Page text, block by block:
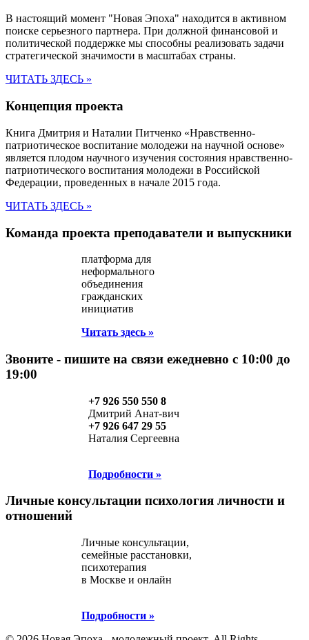
В настоящий момент "Новая Эпоха" находится в активном
поиске серьезного партнера. При должной финансовой и
политической поддержке мы способны реализовать задачи
стратегической значимости в масштабах страны.
ЧИТАТЬ ЗДЕСЬ »
Концепция проекта
Книга Дмитрия и Наталии Питченко «Нравственно-
патриотическое воспитание молодежи на научной основе»
является плодом научного изучения состояния нравственно-
патриотического воспитания молодежи в Российской
Федерации, проведенных в начале 2015 года.
ЧИТАТЬ ЗДЕСЬ »
Команда проекта преподаватели и выпускники
платформа для
неформального
объединения
гражданских
инициатив
Читать здесь »
Звоните - пишите на связи ежедневно с 10:00 до
19:00
+7 926 550 550 8
Дмитрий Анат-вич
+7 926 647 29 55
Наталия Сергеевна
Подробности »
Личные консультации психология личности и
отношений
Личные консультации,
семейные расстановки,
психотерапия
в Москве и онлайн
Подробности »